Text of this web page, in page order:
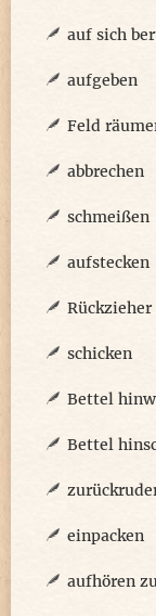
auf sich
aufgeben
Feld
abbrechen
schmeißen
aufstecken
Rückzieher
schicken
Bettel
Bettel
einpacken
aufhören